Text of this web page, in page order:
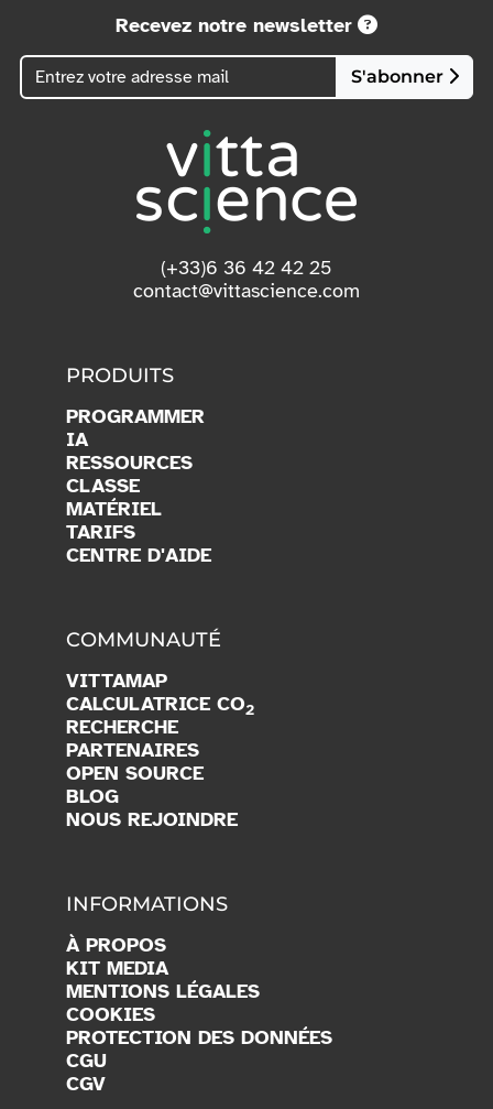
Recevez notre newsletter
S'abonner
(+33)6 36 42 42 25
contact@vittascience.com
PRODUITS
PROGRAMMER
IA
RESSOURCES
CLASSE
MATÉRIEL
TARIFS
CENTRE D'AIDE
COMMUNAUTÉ
VITTAMAP
CALCULATRICE CO2
RECHERCHE
PARTENAIRES
OPEN SOURCE
BLOG
NOUS REJOINDRE
INFORMATIONS
À PROPOS
KIT MEDIA
MENTIONS LÉGALES
COOKIES
PROTECTION DES DONNÉES
CGU
CGV